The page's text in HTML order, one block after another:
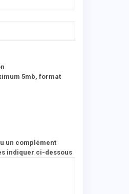
5mb, format
un complément
indiquer ci-dessous